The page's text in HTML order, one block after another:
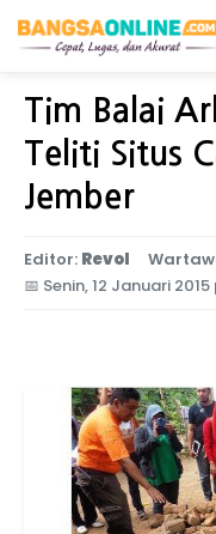
Home Jatim Timur
Tim Balai
Teliti Situs
Jember
Editor: Revol
📅 Senin, 12 Januari 2015